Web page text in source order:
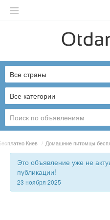
English
Русский
Українська
Все категории
Все страны
Киев / Домашние питомцы
Это объявление уже не
публикации!
23 ноября 2025